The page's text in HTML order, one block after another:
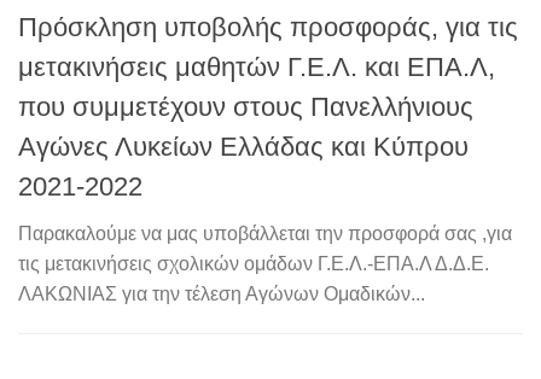
Πρόσκληση υποβολής προσφοράς, για τις
μετακινήσεις μαθητών Γ.Ε.Λ. και ΕΠΑ.Λ,
που συμμετέχουν στους Πανελλήνιους
Αγώνες Λυκείων Ελλάδας και Κύπρου
2021-2022
Παρακαλούμε να μας υποβάλλεται την προσφορά σας ,για
τις μετακινήσεις σχολικών ομάδων Γ.Ε.Λ.-ΕΠΑ.Λ Δ.Δ.Ε.
ΛΑΚΩΝΙΑΣ για την τέλεση Αγώνων Ομαδικών...